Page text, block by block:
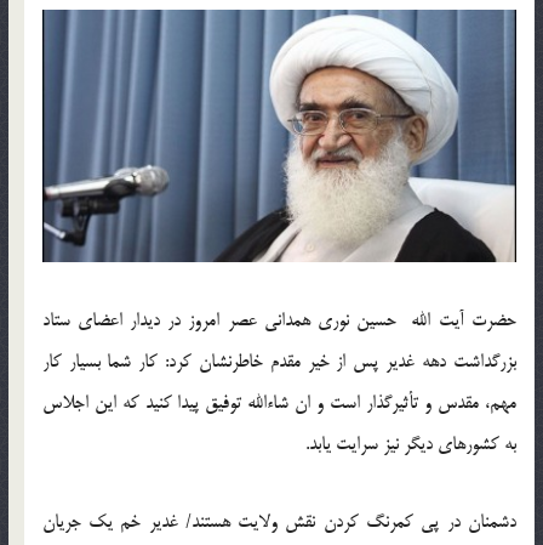
حضرت آیت­ الله حسین نوری همدانی عصر امروز در دیدار اعضای ستاد
بزرگداشت دهه غدیر پس از خیر مقدم خاطرنشان کرد: کار شما بسیار کار
مهم، مقدس و تأثیرگذار است و ان شاءالله توفیق پیدا کنید که این اجلاس
به کشورهای دیگر نیز سرایت یابد.
دشمنان در پی کمرنگ کردن نقش ولایت هستند/ غدیر خم یک جریان